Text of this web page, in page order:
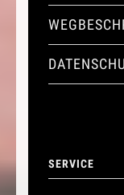
SERVICE